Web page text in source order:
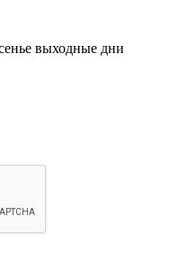
выходные дни